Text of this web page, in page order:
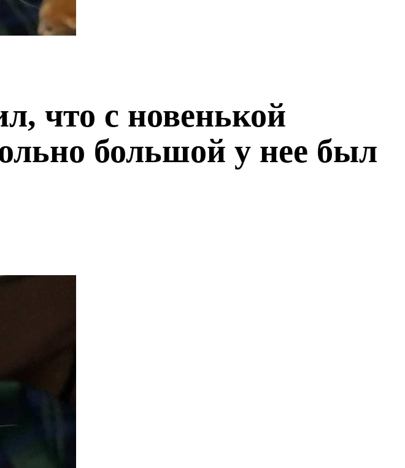
что с новенькой
большой у нее был